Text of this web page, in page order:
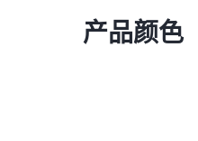
产品颜色